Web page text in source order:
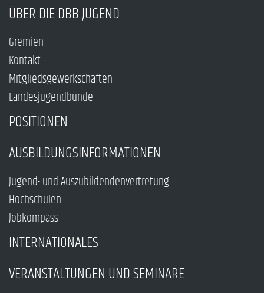
ÜBER DIE DBB JUGEND
Gremien
Kontakt
Mitgliedsgewerkschaften
Landesjugendbünde
POSITIONEN
AUSBILDUNGSINFORMATIONEN
Jugend- und Auszubildendenvertretung
Hochschulen
Jobkompass
INTERNATIONALES
VERANSTALTUNGEN UND SEMINARE